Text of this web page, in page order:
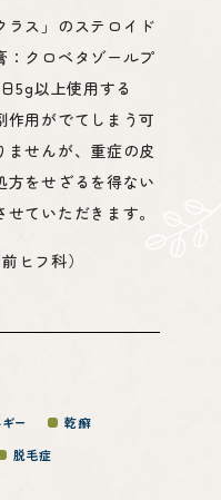
ラス」のステロイド
クロベタゾールプ
5g以上使用する
作用がでてしまう可
ませんが、重症の皮
方をせざるを得ない
ていただきます。
ヒフ科）
ー
乾癬
脱毛症